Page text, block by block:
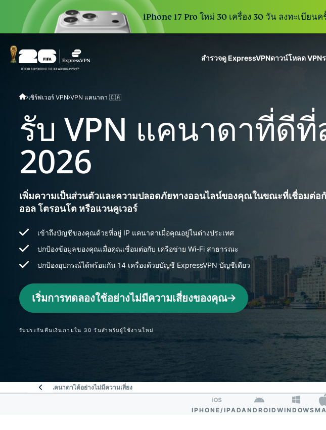
iPhone 17 Pro ใหม่ 30 เครื่อง 30 วัน ลงทะเบียน
สำรวจดู ExpressVPN
ใช้ได้บ
เข้าถึงบ
สำรวจ
ดาวน์โหลด VPN
scale.
พร้อมเซิร์ฟเ
ที่ปลอดภัย
ประเทศ 113
การจัดการ
Identity
Defender
ชุดเครื่องมือ
ป้องกันและเ
ระวัง ID ที่ทร
พลัง พร้อม
เครื่องมือลบ
ข้อมูล
เซิร์ฟเวอร์ VPN VPN แคนาดา 🇨🇦
รับ VPN แคนาดาที่ดี
2026
เพิ่มความเป็นส่วนตัวและความปลอดภัยทางออนไลน์ของคุณในขณะที่เชื่อมต่อกั
ออล โตรอนโต หรือแวนคูเวอร์
เข้าถึงบัญชีของคุณด้วยที่อยู่ IP แคนาดาเมื่อคุณอยู่ในต่างประเทศ
ปกป้องข้อมูลของคุณเมื่อคุณเชื่อมต่อกับ เครือข่าย Wi-Fi สาธารณะ
ปกป้องอุปกรณ์ได้พร้อมกัน 14 เครื่องด้วยบัญชี ExpressVPN บัญชีเดียว
เริ่มการทดลองใช้อย่างไม่มีความเสี่ยงของคุณ
รับประกันคืนเงินภายใน 30 วันสำหรับผู้ใช้งานใหม่
ไว้วางใจจากชาวแคนาดาได้อย่างไม่มีความเสี่ยง
IPHONE/IPADANDROID WINDOWS